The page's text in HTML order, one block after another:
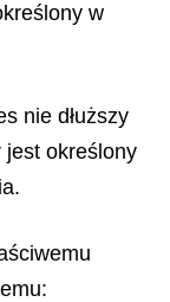
w
nie dłuższy
jest określony